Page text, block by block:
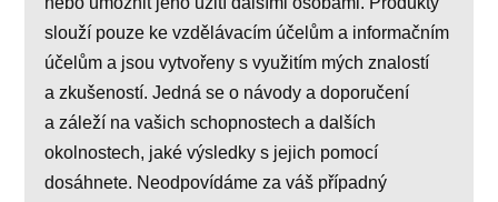
slouží pouze ke vzdělávacím účelům a informačním
účelům a jsou vytvořeny s využitím mých znalostí
a zkušeností. Jedná se o návody a doporučení
a záleží na vašich schopnostech a dalších
okolnostech, jaké výsledky s jejich pomocí
dosáhnete. Neodpovídáme za váš případný